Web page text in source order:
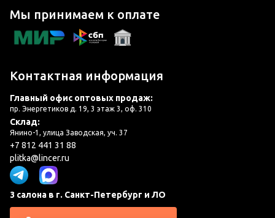
Мы принимаем к оплате
Контактная информация
Главный офис оптовых продаж:
пр. Энергетиков д. 19, 3 этаж 3, оф. 310
Склад:
Янино-1, улица Заводская, уч. 37
+7 812 441 31 88
plitka@lincer.ru
3 салона в г. Санкт-Петербург и ЛО